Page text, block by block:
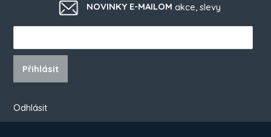
NOVINKY E-MAILOM akce, slevy
Přihlásit
Odhlásit